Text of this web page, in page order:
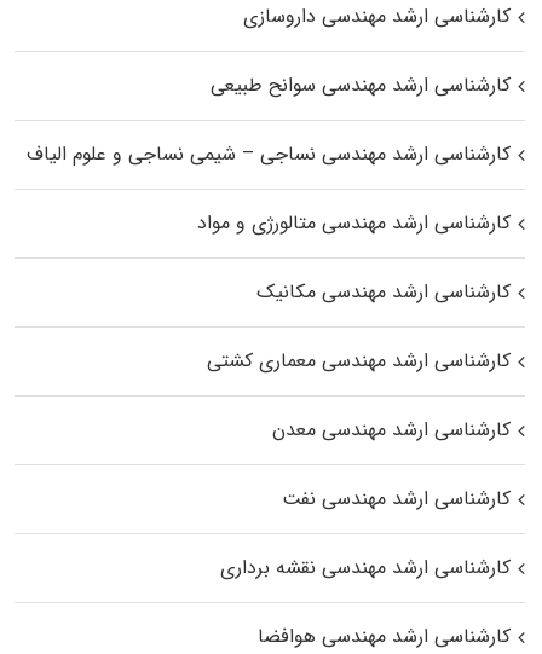
کارشناسی ارشد مهندسی داروسازی
کارشناسی ارشد مهندسی سوانح طبیعی
کارشناسی ارشد مهندسی نساجی – شیمی نساجی و علوم الیاف
کارشناسی ارشد مهندسی متالورژی و مواد
کارشناسی ارشد مهندسی مکانیک
کارشناسی ارشد مهندسی معماری کشتی
کارشناسی ارشد مهندسی معدن
کارشناسی ارشد مهندسی نفت
کارشناسی ارشد مهندسی نقشه برداری
کارشناسی ارشد مهندسی هوافضا